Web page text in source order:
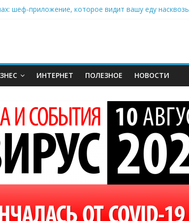
шеф-приложение, которое видит вашу еду насквозь
ИНТЕРНЕТ ПОЛЕЗНОЕ НОВОСТИ